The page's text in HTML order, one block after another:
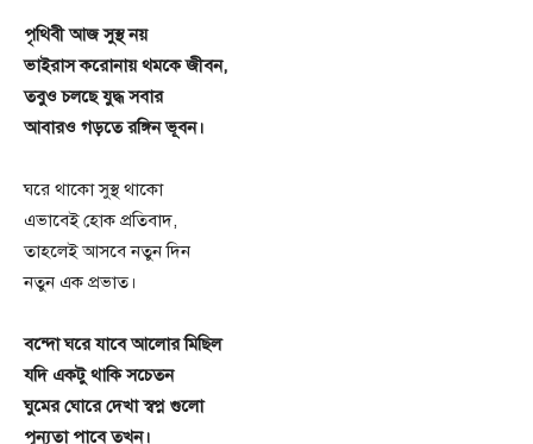
পৃথিবী আজ সুস্থ নয়
ভাইরাস করোনায় থমকে জীবন,
তবুও চলছে যুদ্ধ সবার
আবারও গড়তে রঙ্গিন ভূবন।
ঘরে থাকো সুস্থ থাকো
এভাবেই হোক প্রতিবাদ,
তাহলেই আসবে নতুন দিন
নতুন এক প্রভাত।
বন্দো ঘরে যাবে আলোর মিছিল
যদি একটু থাকি সচেতন
ঘুমের ঘোরে দেখা স্বপ্ন গুলো
পূন্যতা পাবে তখন।